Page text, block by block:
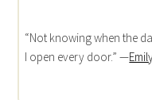
“Not knowing when the
I open every door.” —